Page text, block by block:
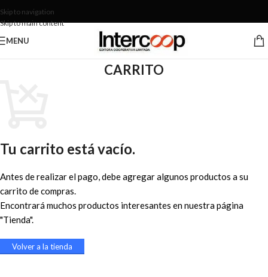
Skip to navigation
Skip to main content
MENU
CARRITO
Tu carrito está vacío.
Antes de realizar el pago, debe agregar algunos productos a su
carrito de compras.
Encontrará muchos productos interesantes en nuestra página
"Tienda".
Volver a la tienda